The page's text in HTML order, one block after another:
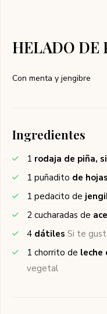
HELADO DE
Con menta y jengibre
Ingredientes
1 rodaja de piña,
1 puñadito de
1 pedacito de
2 cucharadas de
4 dátiles Si te
1 chorrito de leche
vegetal